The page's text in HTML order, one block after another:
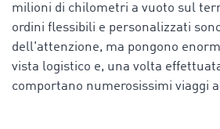
milioni di chilometri a vuoto sul
ordini flessibili e personalizzati
dell'attenzione, ma pongono
vista logistico e, una volta
comportano numerosissimi viaggi